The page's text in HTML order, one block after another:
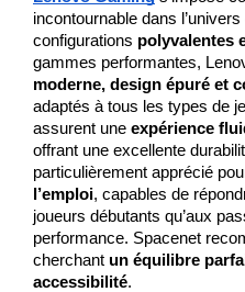
incontournable dans
configurations polyvalentes
gammes performantes,
moderne, design épuré et
adaptés à tous les types de
assurent une expérience
offrant une excellente
particulièrement apprécié
l’emploi, capables de
joueurs débutants qu’aux
performance. Spacenet
cherchant un équilibre
accessibilité.